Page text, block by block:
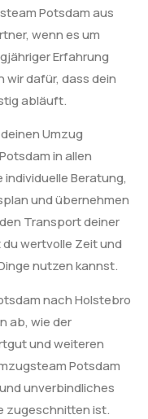
Potsdam aus
wenn es um
Erfahrung
wir dafür, dass dein
abläuft.
Umzug
in allen
individuelle Beratung,
und übernehmen
Transport deiner
wertvolle Zeit und
nutzen kannst.
nach Holstebro
ab, wie der
und weiteren
Potsdam
unverbindliches
zugeschnitten ist.